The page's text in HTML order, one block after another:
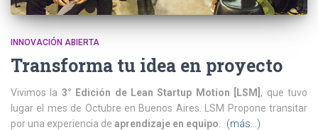
INNOVACIÓN ABIERTA
Transforma tu idea en proyecto
Vivimos la 3° Edición de Lean Startup Motion [LSM] , que tuvo
lugar el mes de Octubre en Buenos Aires. LSM Propone transitar
por una experiencia de aprendizaje en equipo
(más…)